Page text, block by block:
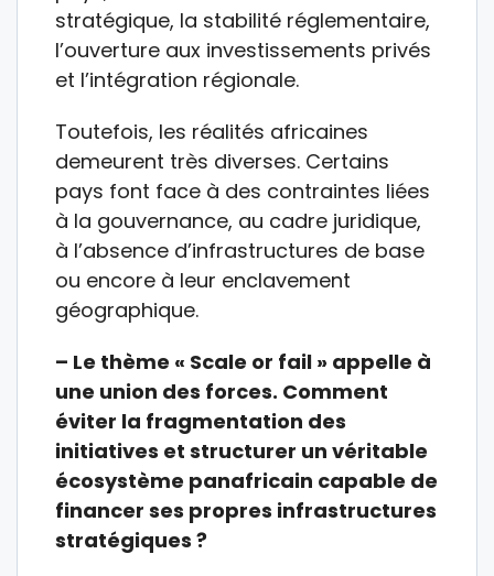
stratégique, la stabilité réglementaire,
l’ouverture aux investissements privés
et l’intégration régionale.
Toutefois, les réalités africaines
demeurent très diverses. Certains
pays font face à des contraintes liées
à la gouvernance, au cadre juridique,
à l’absence d’infrastructures de base
ou encore à leur enclavement
géographique.
– Le thème « Scale or fail » appelle à
une union des forces. Comment
éviter la fragmentation des
initiatives et structurer un véritable
écosystème panafricain capable de
financer ses propres infrastructures
stratégiques ?